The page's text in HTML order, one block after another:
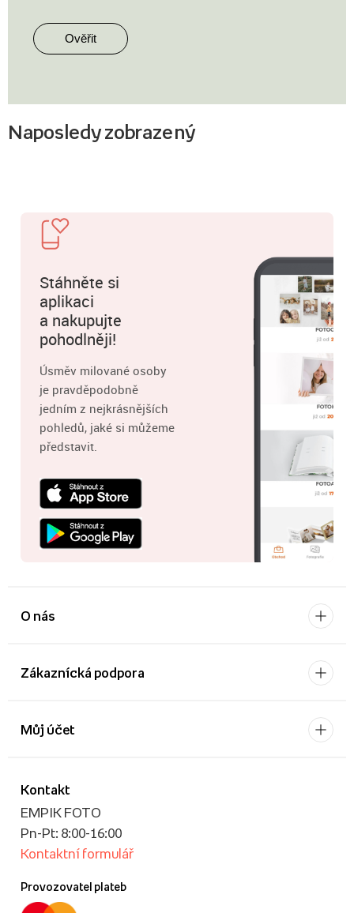
Ověřit
Naposledy zobrazený
Stáhněte si
aplikaci
a nakupujte
pohodlněji!
Úsměv milované osoby
je pravděpodobně
jedním z nejkrásnějších
pohledů, jaké si můžeme
představit.
O nás
Zákaznícká podpora
Kontakt
EMPIK FOTO
Pn-Pt: 8:00-16:00
Kontaktní formulář
Provozovatel plateb
Můj účet